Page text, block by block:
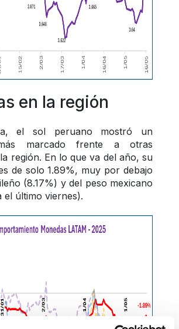
en la región
el sol peruano mostró un
marcado frente a otras
región. En lo que va del año, su
de solo 1.89%, muy por debajo
(8.17%) y del peso mexicano
el último viernes).